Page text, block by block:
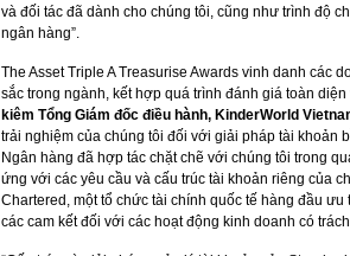
và đối tác đã dành cho chúng tôi, cũng như trình độ
ngân hàng”.
The Asset Triple A Treasurise Awards vinh danh các
sắc trong ngành, kết hợp quá trình đánh giá toàn
kiêm Tổng Giám đốc điều hành, KinderWorld
trải nghiệm của chúng tôi đối với giải pháp tài khoản
Ngân hàng đã hợp tác chặt chẽ với chúng tôi trong
ứng với các yêu cầu và cấu trúc tài khoản riêng của
Chartered, một tổ chức tài chính quốc tế hàng đầu
các cam kết đối với các hoạt động kinh doanh có